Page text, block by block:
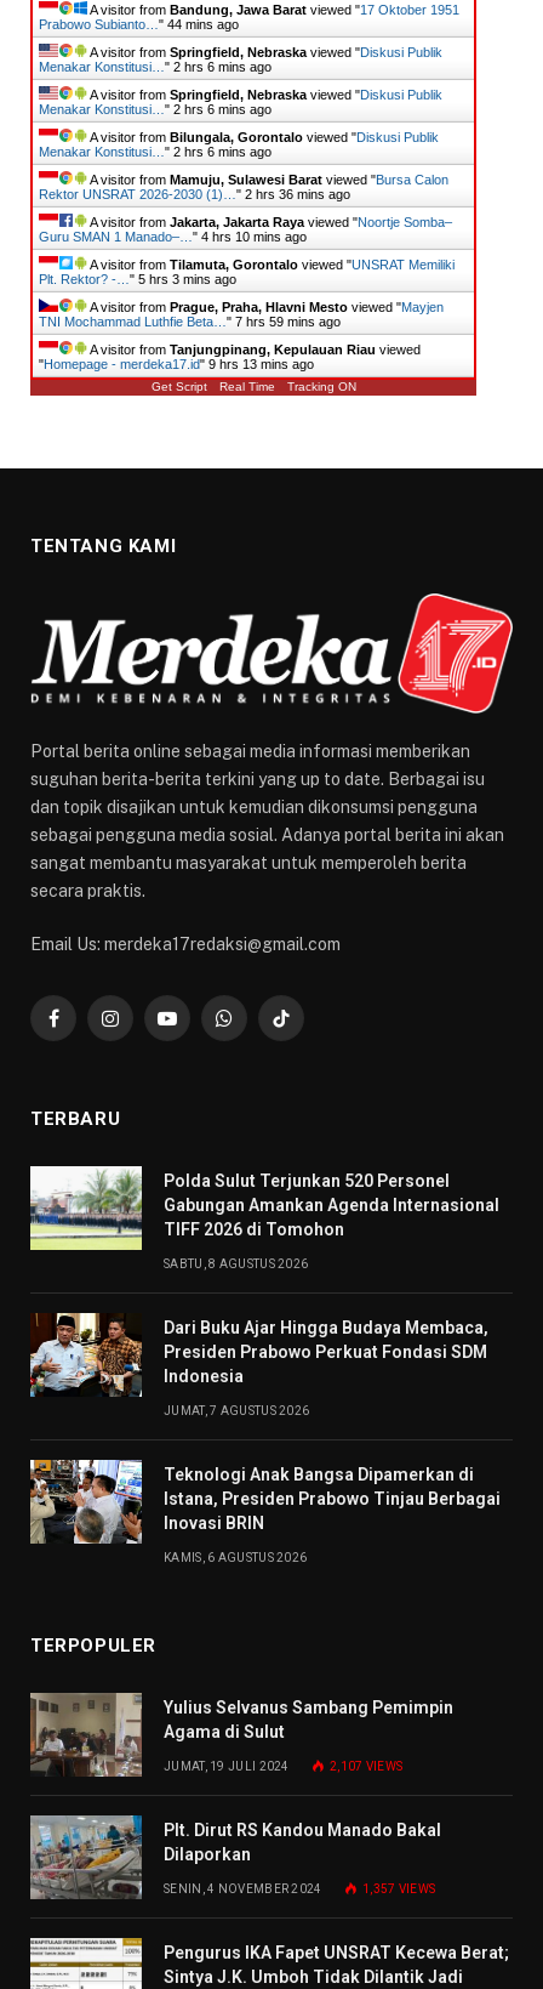
A visitor from Bandung, Jawa Barat viewed "17 Oktober 1951
Prabowo Subianto… " 44 mins ago
A visitor from Springfield, Nebraska viewed "Diskusi Publik
Menakar Konstitusi… " 2 hrs 6 mins ago
A visitor from Springfield, Nebraska viewed "Diskusi Publik
Menakar Konstitusi… " 2 hrs 6 mins ago
A visitor from Bilungala, Gorontalo viewed "Diskusi Publik
Menakar Konstitusi… " 2 hrs 6 mins ago
A visitor from Mamuju, Sulawesi Barat viewed "Bursa Calon
Rektor UNSRAT 2026-2030 (1)… " 2 hrs 36 mins ago
A visitor from Jakarta, Jakarta Raya viewed "Noortje Somba–
Guru SMAN 1 Manado–… " 4 hrs 10 mins ago
A visitor from Tilamuta, Gorontalo viewed "UNSRAT Memiliki
Plt. Rektor? -… " 5 hrs 3 mins ago
A visitor from Prague, Praha, Hlavni Mesto viewed "Mayjen
TNI Mochammad Luthfie Beta… " 7 hrs 59 mins ago
A visitor from Tanjungpinang, Kepulauan Riau viewed
"Homepage - merdeka17.id" 9 hrs 13 mins ago
Get Script Real Time Tracking ON
TENTANG KAMI
Portal berita online sebagai media informasi memberikan
suguhan berita-berita terkini yang up to date. Berbagai isu
dan topik disajikan untuk kemudian dikonsumsi pengguna
sebagai pengguna media sosial. Adanya portal berita ini akan
sangat membantu masyarakat untuk memperoleh berita
secara praktis.
Email Us: merdeka17redaksi@gmail.com
FacebookInstagramYouTubeWhatsAppTikTok
TERBARU
​Polda Sulut Terjunkan 520 Personel
Gabungan Amankan Agenda Internasional
TIFF 2026 di Tomohon
SABTU, 8 AGUSTUS 2026
Dari Buku Ajar Hingga Budaya Membaca,
Presiden Prabowo Perkuat Fondasi SDM
Indonesia
JUMAT, 7 AGUSTUS 2026
Teknologi Anak Bangsa Dipamerkan di
Istana, Presiden Prabowo Tinjau Berbagai
Inovasi BRIN
KAMIS, 6 AGUSTUS 2026
TERPOPULER
Yulius Selvanus Sambang Pemimpin
Agama di Sulut
JUMAT, 19 JULI 2024 2,107 VIEWS
Plt. Dirut RS Kandou Manado Bakal
Dilaporkan
SENIN, 4 NOVEMBER 2024 1,357 VIEWS
Pengurus IKA Fapet UNSRAT Kecewa Berat;
Sintya J.K. Umboh Tidak Dilantik Jadi